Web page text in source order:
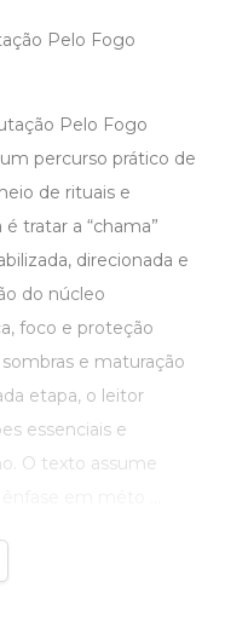
Pelo Fogo
Pelo Fogo
percurso prático de
de rituais e
tratar a “chama”
direcionada e
do núcleo
foco e proteção
e maturação
etapa, o leitor
essenciais e
O texto assume